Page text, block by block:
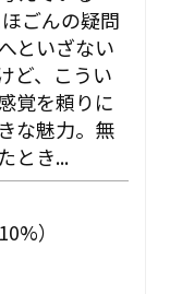
ごんの疑問
といざない
ど、こうい
覚を頼りに
な魅力。無
とき...
）